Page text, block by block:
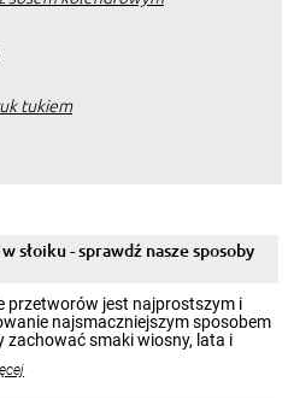
tukiem
słoiku - sprawdź nasze sposoby
przetworów jest najprostszym i
najsmaczniejszym sposobem
zachować smaki wiosny, lata i
by cieszyć nimi oko w sezonie